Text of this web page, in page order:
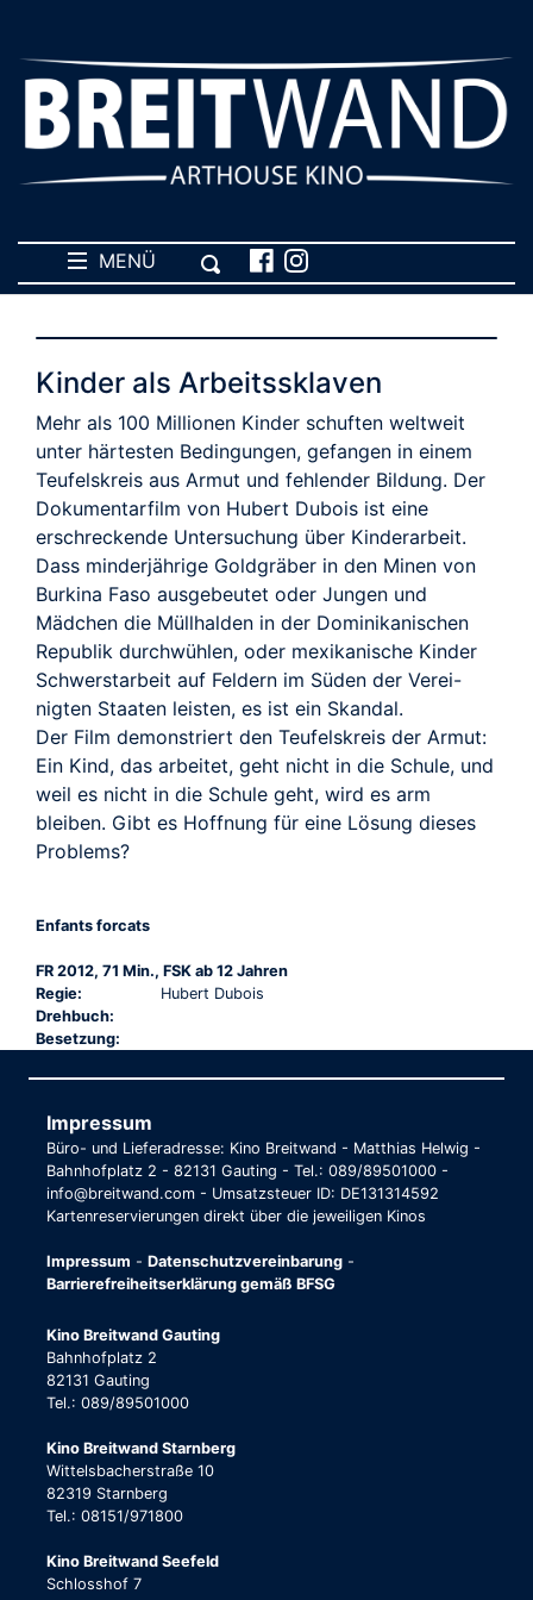
MENÜ
Kinder als Arbeitssklaven
Mehr als 100 Millionen Kinder schuften weltweit
unter härtesten Bedingungen, gefangen in einem
Teufelskreis aus Armut und fehlender Bildung. Der
Dokumentarfilm von Hubert Dubois ist eine
erschreckende Untersuchung über Kinderarbeit.
Dass minderjährige Goldgräber in den Minen von
Burkina Faso ausgebeutet oder Jungen und
Mädchen die Müllhalden in der Dominikanischen
Republik durchwühlen, oder mexikanische Kinder
Schwerstarbeit auf Feldern im Süden der Verei-
nigten Staaten leisten, es ist ein Skandal.
Der Film demonstriert den Teufelskreis der Armut:
Ein Kind, das arbeitet, geht nicht in die Schule, und
weil es nicht in die Schule geht, wird es arm
bleiben. Gibt es Hoffnung für eine Lösung dieses
Problems?
Enfants forcats
FR 2012, 71 Min., FSK ab 12 Jahren
Regie:
Hubert Dubois
Drehbuch:
Besetzung:
Impressum
Büro- und Lieferadresse: Kino Breitwand - Matthias Helwig -
Bahnhofplatz 2 - 82131 Gauting - Tel.: 089/89501000 -
info@breitwand.com - Umsatzsteuer ID: DE131314592
Kartenreservierungen direkt über die jeweiligen Kinos
Impressum - Datenschutzvereinbarung -
Barrierefreiheitserklärung gemäß BFSG
Kino Breitwand Gauting
Bahnhofplatz 2
82131 Gauting
Tel.: 089/89501000
Kino Breitwand Starnberg
Wittelsbacherstraße 10
82319 Starnberg
Tel.: 08151/971800
Kino Breitwand Seefeld
Schlosshof 7